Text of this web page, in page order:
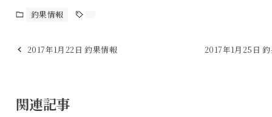
釣果情報
2017年1月22日 釣果情報 2017年1月25日
関連記事